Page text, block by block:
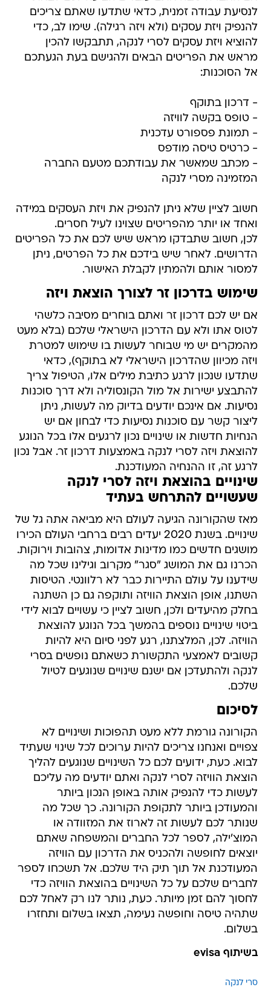
לנסיעת עבודה זמנית, כדאי שתדעו שאתם צריכים
להנפיק ויזת עסקים (ולא ויזה רגילה). שימו לב, כדי
להוציא ויזת עסקים לסרי לנקה, תתבקשו להכין
מראש את הפריטים הבאים ולהגישם בעת הגעתכם
אל הסוכנות:
- דרכון בתוקף
- טופס בקשה לוויזה
- תמונת פספורט עדכנית
- כרטיס טיסה מודפס
- מכתב שמאשר את עבודתכם מטעם החברה
המזמינה מסרי לנקה
חשוב לציין שלא ניתן להנפיק את ויזת העסקים במידה
ואחד או יותר מהפריטים שצוינו לעיל חסרים.
לכן, חשוב שתבדקו מראש שיש לכם את כל הפריטים
הדרושים. לאחר שיש בידכם את כל הפרטים, ניתן
למסור אותם ולהמתין לקבלת האישור.
שימוש בדרכון זר לצורך הוצאת ויזה
אם יש לכם דרכון זר ואתם בוחרים מסיבה כלשהי
לטוס אתו ולא עם הדרכון הישראלי שלכם (בלא מעט
מהמקרים יש מי שבוחר לעשות בו שימוש למטרת
ויזה מכיוון שהדרכון הישראלי לא בתוקף), כדאי
שתדעו שנכון לרגע כתיבת מילים אלו, הטיפול צריך
להתבצע ישירות אל מול הקונסוליה ולא דרך סוכנות
נסיעות. אם אינכם יודעים בדיוק מה לעשות, ניתן
ליצור קשר עם סוכנות נסיעות כדי לבחון אם יש
הנחיות חדשות או שינויים נכון לרגעים אלו בכל הנוגע
להוצאת ויזה לסרי לנקה באמצעות דרכון זר. אבל נכון
לרגע זה, זו ההנחיה המעודכנת.
שינויים בהוצאת ויזה לסרי לנקה
שעשויים להתרחש בעתיד
מאז שהקורונה הגיעה לעולם היא מביאה אתה גל של
שינויים. בשנת 2020 יעדים רבים ברחבי העולם הכירו
מושגים חדשים כמו מדינות אדומות, צהובות וירוקות.
הכרנו גם את המושג "סגר" מקרוב וגילינו שכל מה
שידענו על עולם התיירות כבר לא רלוונטי. הטיסות
השתנו, אופן הוצאת הוויזה ותוקפה גם כן השתנה
בחלק מהיעדים ולכן, חשוב לציין כי עשויים לבוא לידי
ביטוי שינויים נוספים בהמשך בכל הנוגע להוצאת
הוויזה. לכן, המלצתנו, רגע לפני סיום היא להיות
קשובים לאמצעי התקשורת כשאתם נופשים בסרי
לנקה ולהתעדכן אם ישנם שינויים שנוגעים לטיול
שלכם.
לסיכום
הקורונה גורמת ללא מעט תהפוכות ושינויים לא
צפויים ואנחנו צריכים להיות ערוכים לכל שינוי שעתיד
לבוא. כעת, ידועים לכם כל השינויים שנוגעים להליך
הוצאת הוויזה לסרי לנקה ואתם יודעים מה עליכם
לעשות כדי להנפיק אותה באופן הנכון ביותר
והמעודכן ביותר לתקופת הקורונה. כך שכל מה
שנותר לכם לעשות זה לארוז את המזוודה או
המוצ'ילה, לספר לכל החברים והמשפחה שאתם
יוצאים לחופשה ולהכניס את הדרכון עם הוויזה
המעודכנת אל תוך תיק היד שלכם. אל תשכחו לספר
לחברים שלכם על כל השינויים בהוצאת הוויזה כדי
לחסוך להם זמן מיותר. כעת, נותר לנו רק לאחל לכם
שתהיה טיסה וחופשה נעימה, תצאו בשלום ותחזרו
בשלום.
בשיתוף evisa
סרי לנקה